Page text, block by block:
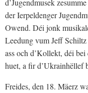
d’Jugendmusek
der Ierpeldenger
Owend. Déi jonk
Leedung vum Jeff
ass och d’Kollekt, déi
huet, a fir d’Ukrainhëllef
Freides, den 18. Mäerz